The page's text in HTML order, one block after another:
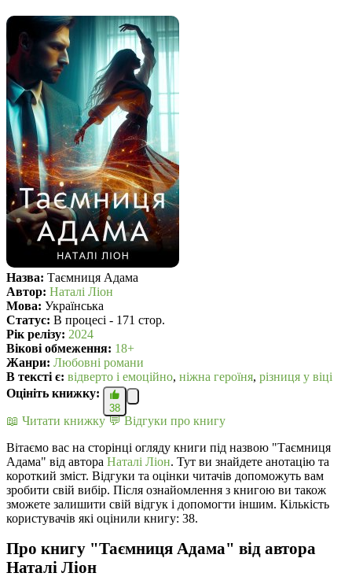
Назва: Таємниця Адама
Автор: Наталі Ліон
Мова: Українська
Статус: В процесі - 171 стор.
Рік релізу: 2024
Вікові обмеження: 18+
Жанри: Любовні романи
В текcті є: відверто і емоційно, ніжна героїня, різниця у віці
Оцініть книжку:
38
📖 Читати книжку 💬 Відгуки про книгу
Вітаємо вас на сторінці огляду книги під назвою "Таємниця
Адама" від автора Наталі Ліон. Тут ви знайдете анотацію та
короткий зміст. Відгуки та оцінки читачів допоможуть вам
зробити свій вибір. Після ознайомлення з книгою ви також
зможете залишити свій відгук і допомогти іншим. Кількість
користувачів які оцінили книгу: 38.
Про книгу "Таємниця Адама" від автора
Наталі Ліон